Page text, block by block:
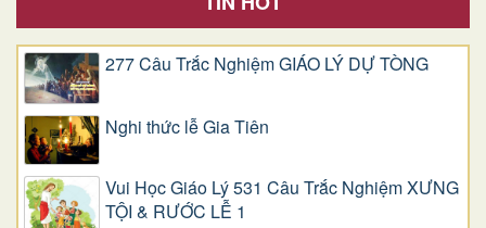
277 Câu Trắc Nghiệm GIÁO LÝ DỰ TÒNG
Nghi thức lễ Gia Tiên
Vui Học Giáo Lý 531 Câu Trắc Nghiệm XƯNG
TỘI & RƯỚC LỄ 1